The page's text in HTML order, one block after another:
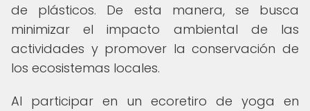
de plásticos. De esta manera, se busca
minimizar el impacto ambiental de las
actividades y promover la conservación de
los ecosistemas locales.
Al participar en un ecoretiro de yoga en